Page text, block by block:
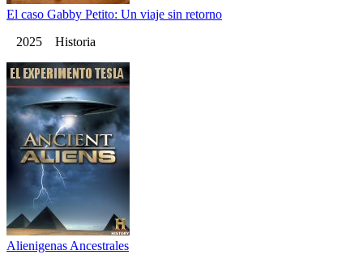
El caso Gabby Petito: Un viaje sin retorno
2025 Historia
Alienigenas Ancestrales